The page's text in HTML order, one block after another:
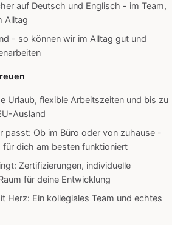
auf Deutsch und Englisch - im Team,
Alltag
- so können wir im Alltag gut und
Urlaub, flexible Arbeitszeiten und bis zu
Ausland
passt: Ob im Büro oder von zuhause -
dich am besten funktioniert
Zertifizierungen, individuelle
für deine Entwicklung
Herz: Ein kollegiales Team und echtes